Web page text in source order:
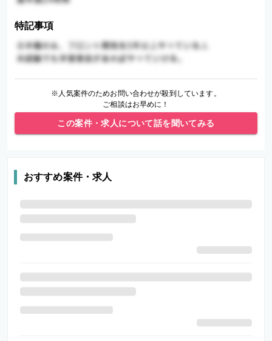
特記事項
※人気案件のためお問い合わせが殺到しています。
ご相談はお早めに！
この案件・求人について話を聞いてみる
おすすめ案件・求人